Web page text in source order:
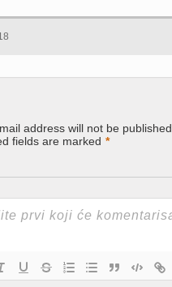
address will not be published.
fields are marked *